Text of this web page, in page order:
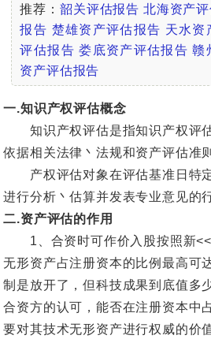
推荐：韶关评估报告 北海资产
报告 楚雄资产评估报告 天水资
评估报告 娄底资产评估报告 赣
资产评估报告
一.知识产权评估概念
知识产权评估是指知识产权评
依据相关法律丶法规和资产评估准
产权评估对象在评估基准日特
进行分析丶估算并发表专业意见的
二.资产评估的作用
1、合资时可作价入股按照新<<
无形资产占注册资本的比例最高可
制是放开了，但科技成果到底值多
合资方的认可，能否在注册资本中
要对其技术无形资产进行权威的价